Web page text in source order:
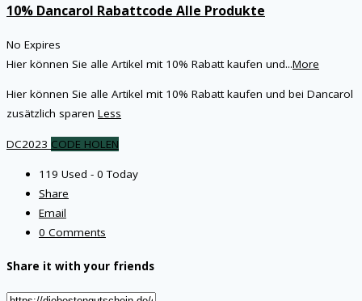
10% Dancarol Rabattcode Alle Produkte
No Expires
Hier können Sie alle Artikel mit 10% Rabatt kaufen und...More
Hier können Sie alle Artikel mit 10% Rabatt kaufen und bei Dancarol
zusätzlich sparen Less
DC2023 CODE HOLEN
119 Used - 0 Today
Share
Email
0 Comments
Share it with your friends